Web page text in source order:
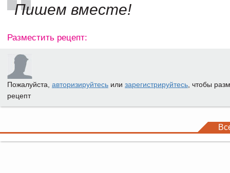
Пишем вместе!
Разместить рецепт:
Пожалуйста, авторизируйтесь или зарегистрируйтесь , чтобы
рецепт